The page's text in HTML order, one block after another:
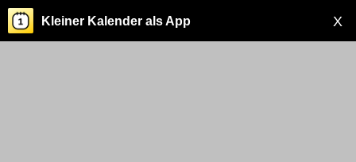
X
Kleiner Kalender als App